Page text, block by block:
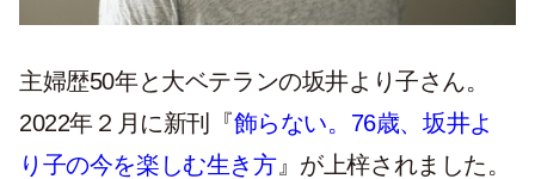
主婦歴50年と大ベテランの坂井より子さん。
2022年２月に新刊『飾らない。76歳、坂井よ
り子の今を楽しむ生き方』が上梓されました。